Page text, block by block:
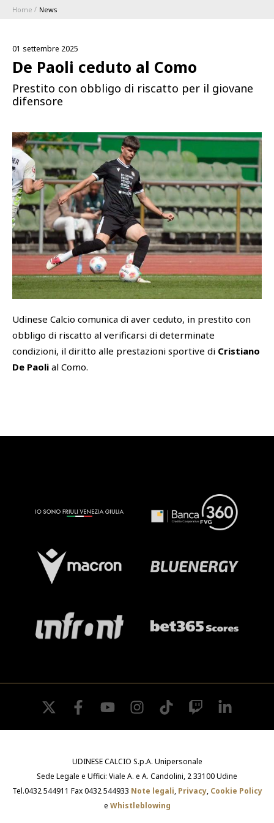
1896 MEMBERSHIP PROGRAM
STAGIONE
Serie A
Coppa Italia
Calendari e Risultati
Classifiche
CLUB
Cattedra Universidad Europea
Esports
BLUENERGY STADIUM
MEETING CENTER
SPONSOR
SQUADRE
PHOTOGALLERY
Home News
01 settembre 2025
De Paoli ceduto al Como
Prestito con obbligo di riscatto per il giovane
difensore
Udinese Calcio comunica di aver ceduto, in prestito con
obbligo di riscatto al verificarsi di determinate
condizioni, il diritto alle prestazioni sportive di Cristiano
De Paoli al Como.
twitter facebookyoutube instagramtiktok twitch
UDINESE CALCIO S.p.A. Unipersonale
Sede Legale e Uffici: Viale A. e A. Candolini, 2 33100 Udine
Tel.0432 544911 Fax 0432 544933 Note legali, Privacy, Cookie Policy
e Whistleblowing